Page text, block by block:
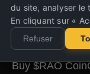
Buy $RAO Gate
Buy $RAO OKX
Buy $RAO
Buy $RAO
du site, analyser le
En cliquant sur «
Refuser